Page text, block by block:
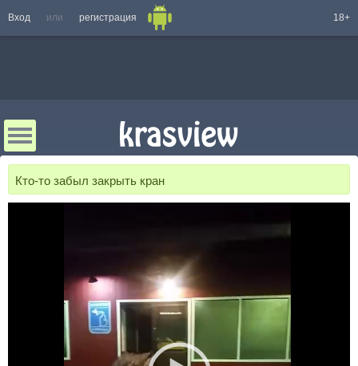
Вход или регистрация 18+
Кто-то забыл закрыть кран